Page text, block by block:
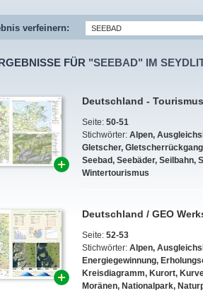
verfeinern:
FÜR "SEEBAD" IM
Deutschland - Tourismus
Seite: 50-51
Stichwörter: Alpen,
Gletscher, Gletscherrückgang
Seebad, Seebäder, Seilbahn,
Wintertourismus
Deutschland / GEO
Seite: 52-53
Stichwörter: Alpen,
Energiegewinnung,
Kreisdiagramm, Kurort,
Moränen, Nationalpark,